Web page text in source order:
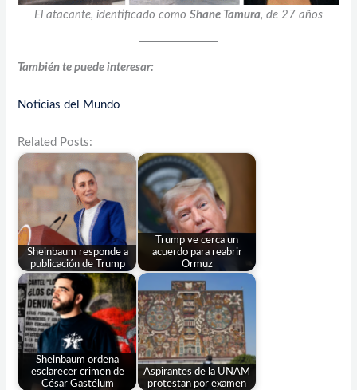
El atacante, identificado como Shane Tamura, de 27 años
También te puede interesar:
Noticias del Mundo
Related Posts:
Sheinbaum responde a
publicación de Trump
Trump ve cerca un
acuerdo para reabrir
Ormuz
Sheinbaum ordena
esclarecer crimen de
César Gastélum
Aspirantes de la UNAM
protestan por examen